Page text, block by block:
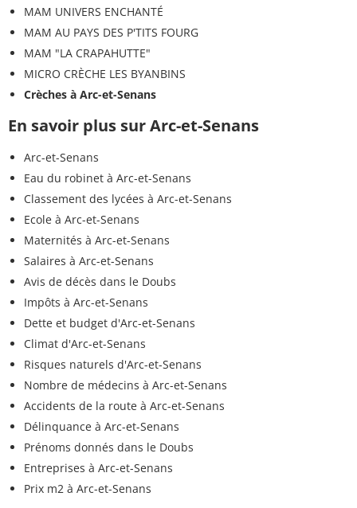
MAM UNIVERS ENCHANTÉ
MAM AU PAYS DES P'TITS FOURG
MAM "LA CRAPAHUTTE"
MICRO CRÈCHE LES BYANBINS
Crèches à Arc-et-Senans
En savoir plus sur Arc-et-Senans
Arc-et-Senans
Eau du robinet à Arc-et-Senans
Classement des lycées à Arc-et-Senans
Ecole à Arc-et-Senans
Maternités à Arc-et-Senans
Salaires à Arc-et-Senans
Avis de décès dans le Doubs
Impôts à Arc-et-Senans
Dette et budget d'Arc-et-Senans
Climat d'Arc-et-Senans
Risques naturels d'Arc-et-Senans
Nombre de médecins à Arc-et-Senans
Accidents de la route à Arc-et-Senans
Délinquance à Arc-et-Senans
Prénoms donnés dans le Doubs
Entreprises à Arc-et-Senans
Prix m2 à Arc-et-Senans